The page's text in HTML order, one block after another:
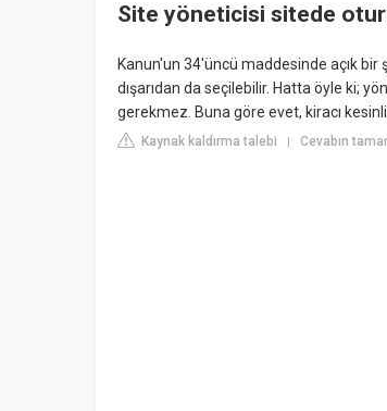
Site yöneticisi sitede
Kanun'un 34'üncü maddesinde açık
dışarıdan da seçilebilir. Hatta öyle ki;
gerekmez. Buna göre evet, kiracı
Kaynak kaldırma talebi | Cevabın